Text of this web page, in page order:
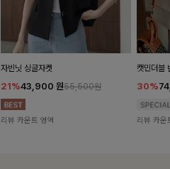
자빈닛 싱글자켓
21%43,900 원55,500원
리뷰 카운트 영역
캣민더블
30%
리뷰 카운